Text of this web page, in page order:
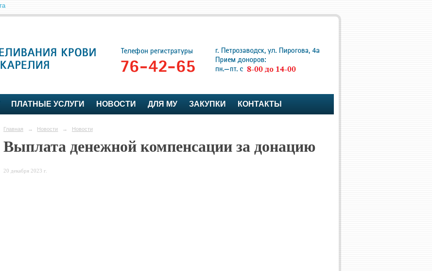
ПЛАТНЫЕ УСЛУГИ НОВОСТИ ДЛЯ МУ ЗАКУПКИ КОНТАКТЫ
Главная → Новости → Новости
Выплата денежной компенсации за донацию
20 декабря 2023 г.